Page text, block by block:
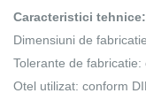
Caracteristici tehnice:
Dimensiuni de
Tolerante de
Otel utilizat: conform